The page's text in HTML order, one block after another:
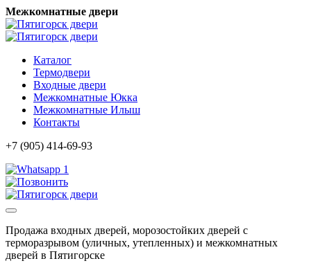
Межкомнатные двери
Каталог
Термодвери
Входные двери
Межкомнатные Юкка
Межкомнатные Илыш
Контакты
+7 (905) 414-69-93
1
Продажа входных дверей, морозостойких дверей с
терморазрывом (уличных, утепленных) и межкомнатных
дверей в Пятигорске